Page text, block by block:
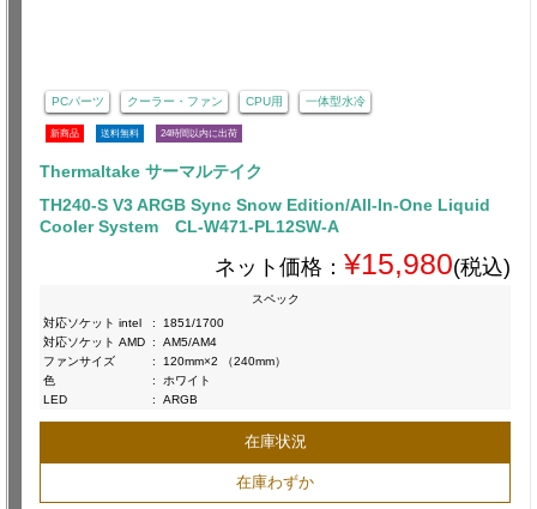
PCパーツ クーラー・ファン CPU用 一体型水冷
新商品 送料無料 24時間以内に出荷
Thermaltake サーマルテイク
TH240-S V3 ARGB Sync Snow Edition/All-In-One Liquid
Cooler System CL-W471-PL12SW-A
ネット価格： ¥15,980(税込)
スペック
対応ソケット intel
:
1851/1700
対応ソケット AMD :
AM5/AM4
ファンサイズ
:
120mm×2 （240mm）
色
:
ホワイト
LED
: ARGB
在庫状況
在庫わずか